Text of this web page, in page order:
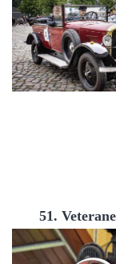
51.